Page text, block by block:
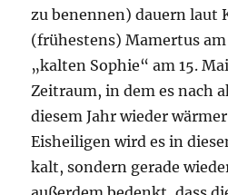
zu benennen) dauern laut
(frühestens) Mamertus am
„kalten Sophie“ am 15.
Zeitraum, in dem es nach
diesem Jahr wieder
Eisheiligen wird es in
kalt, sondern gerade